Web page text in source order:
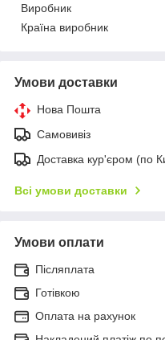
Виробник
Країна виробник
Умови доставки
Нова Пошта
Самовивіз
Доставка кур'єром (по
Всі умови доставки
Умови оплати
Післяплата
Готівкою
Оплата на рахунок